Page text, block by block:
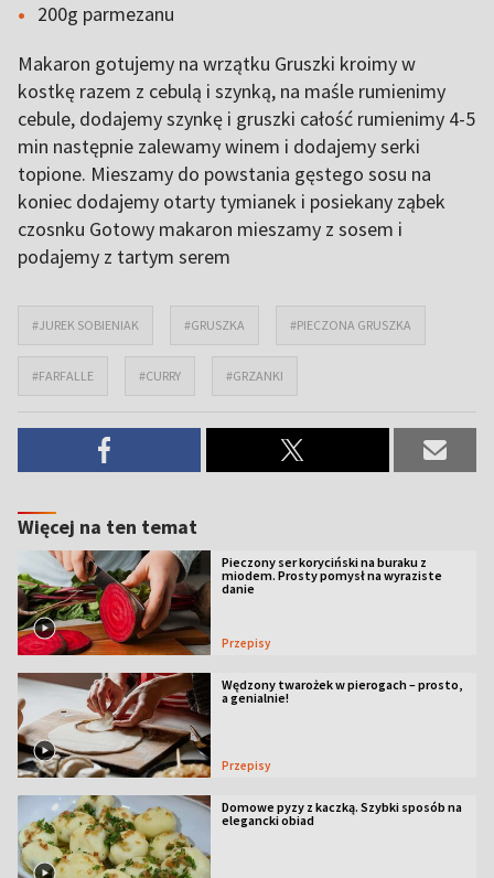
200g parmezanu
Makaron gotujemy na wrzątku Gruszki kroimy w
kostkę razem z cebulą i szynką, na maśle rumienimy
cebule, dodajemy szynkę i gruszki całość rumienimy 4-5
min następnie zalewamy winem i dodajemy serki
topione. Mieszamy do powstania gęstego sosu na
koniec dodajemy otarty tymianek i posiekany ząbek
czosnku Gotowy makaron mieszamy z sosem i
podajemy z tartym serem
#JUREK SOBIENIAK #GRUSZKA #PIECZONA GRUSZKA
#FARFALLE #CURRY #GRZANKI
Więcej na ten temat
Pieczony ser koryciński na buraku z
miodem. Prosty pomysł na wyraziste
danie
Przepisy
Wędzony twarożek w pierogach – prosto,
a genialnie!
Przepisy
Domowe pyzy z kaczką. Szybki sposób na
elegancki obiad